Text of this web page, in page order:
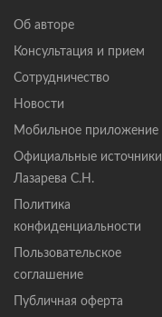
Об авторе
Консультация и прием
Сотрудничество
Новости
Мобильное приложение
Официальные источники
Лазарева С.Н.
Политика
конфиденциальности
Пользовательское
соглашение
Публичная оферта